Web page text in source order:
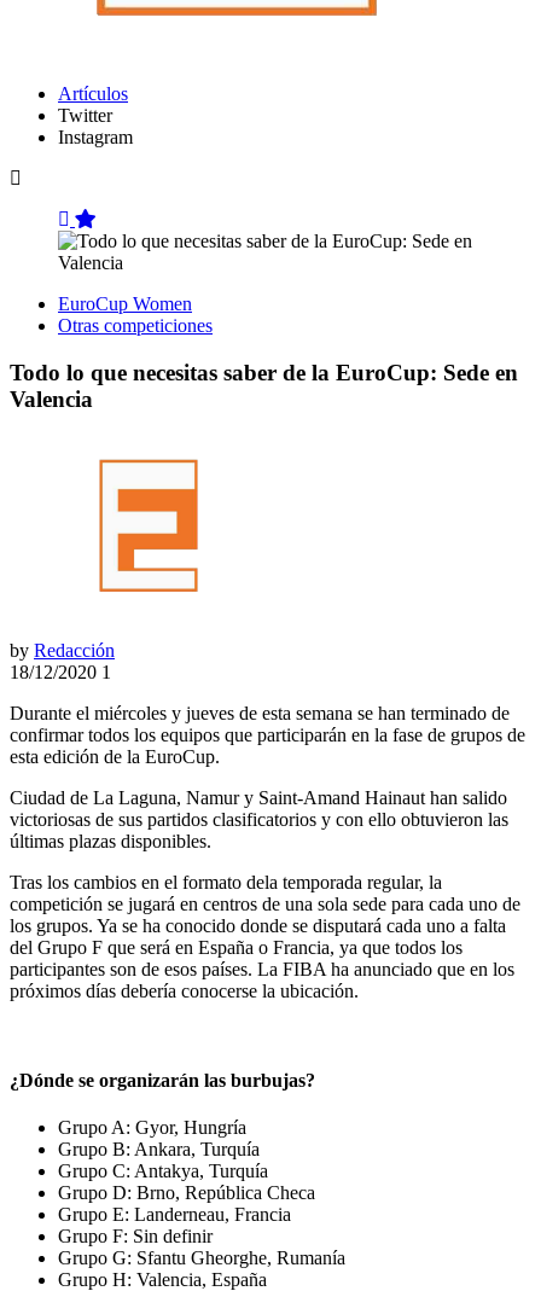
Artículos
Twitter
Instagram
EuroCup Women
Otras competiciones
Todo lo que necesitas saber de la EuroCup: Sede en
Valencia
by Redacción
18/12/2020 1
Durante el miércoles y jueves de esta semana se han terminado de
confirmar todos los equipos que participarán en la fase de grupos de
esta edición de la EuroCup.
Ciudad de La Laguna, Namur y Saint-Amand Hainaut han salido
victoriosas de sus partidos clasificatorios y con ello obtuvieron las
últimas plazas disponibles.
Tras los cambios en el formato dela temporada regular, la
competición se jugará en centros de una sola sede para cada uno de
los grupos. Ya se ha conocido donde se disputará cada uno a falta
del Grupo F que será en España o Francia, ya que todos los
participantes son de esos países. La FIBA ha anunciado que en los
próximos días debería conocerse la ubicación.
¿Dónde se organizarán las burbujas?
Grupo A: Gyor, Hungría
Grupo B: Ankara, Turquía
Grupo C: Antakya, Turquía
Grupo D: Brno, República Checa
Grupo E: Landerneau, Francia
Grupo F: Sin definir
Grupo G: Sfantu Gheorghe, Rumanía
Grupo H: Valencia, España